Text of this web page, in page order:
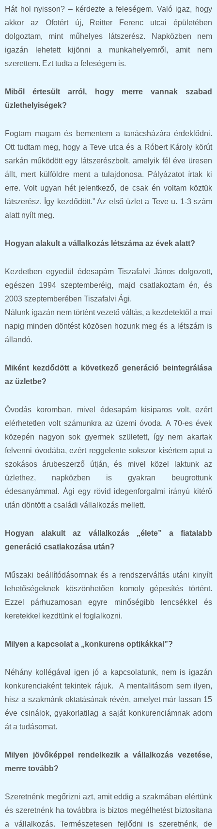
Hát hol nyisson? – kérdezte a feleségem. Való igaz, hogy
akkor az Ofotért új, Reitter Ferenc utcai épületében
dolgoztam, mint műhelyes látszerész. Napközben nem
igazán lehetett kijönni a munkahelyemről, amit nem
szerettem. Ezt tudta a feleségem is.
Miből értesült arról, hogy merre vannak szabad
üzlethelyiségek?
Fogtam magam és bementem a tanácsházára érdeklődni.
Ott tudtam meg, hogy a Teve utca és a Róbert Károly körút
sarkán működött egy látszerészbolt, amelyik fél éve üresen
állt, mert külföldre ment a tulajdonosa. Pályázatot írtak ki
erre. Volt ugyan hét jelentkező, de csak én voltam köztük
látszerész. Így kezdődött.” Az első üzlet a Teve u. 1-3 szám
alatt nyílt meg.
Hogyan alakult a vállalkozás létszáma az évek alatt?
Kezdetben egyedül édesapám Tiszafalvi János dolgozott,
egészen 1994 szeptemberéig, majd csatlakoztam én, és
2003 szeptemberében Tiszafalvi Ági.
Nálunk igazán nem történt vezető váltás, a kezdetektől a mai
napig minden döntést közösen hozunk meg és a létszám is
állandó.
Miként kezdődött a következő generáció beintegrálása
az üzletbe?
Óvodás koromban, mivel édesapám kisiparos volt, ezért
elérhetetlen volt számunkra az üzemi óvoda. A 70-es évek
közepén nagyon sok gyermek született, így nem akartak
felvenni óvodába, ezért reggelente sokszor kísértem aput a
szokásos árubeszerző útján, és mivel közel laktunk az
üzlethez, napközben is gyakran beugrottunk
édesanyámmal. Ági egy rövid idegenforgalmi irányú kitérő
után döntött a családi vállalkozás mellett.
Hogyan alakult az vállalkozás „élete” a fiatalabb
generáció csatlakozása után?
Műszaki beállítódásomnak és a rendszerváltás utáni kinyílt
lehetőségeknek köszönhetően komoly gépesítés történt.
Ezzel párhuzamosan egyre minőségibb lencsékkel és
keretekkel kezdtünk el foglalkozni.
Milyen a kapcsolat a „konkurens optikákkal”?
Néhány kollégával igen jó a kapcsolatunk, nem is igazán
konkurenciaként tekintek rájuk. A mentalitásom sem ilyen,
hisz a szakmánk oktatásának révén, amelyet már lassan 15
éve csinálok, gyakorlatilag a saját konkurenciámnak adom
át a tudásomat.
Milyen jövőképpel rendelkezik a vállalkozás vezetése,
merre tovább?
Szeretnénk megőrizni azt, amit eddig a szakmában elértünk
és szeretnénk ha továbbra is biztos megélhetést biztosítana
a vállalkozás. Természetesen fejlődni is szeretnénk, de